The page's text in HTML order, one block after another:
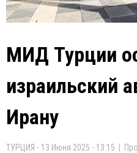
МИД Турции
израильский
Ирану
ТУРЦИЯ - 13 Июня 2025 - 13:15 |